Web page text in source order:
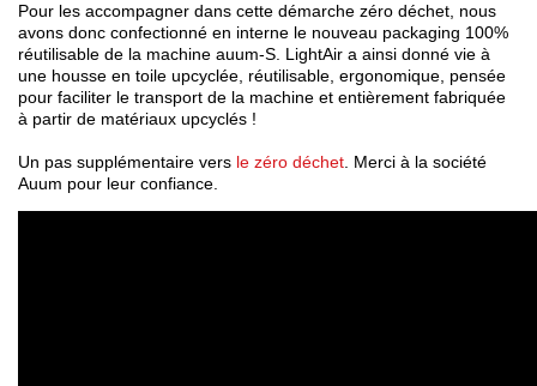
Pour les accompagner dans cette démarche zéro déchet, nous
avons donc confectionné en interne le nouveau packaging 100%
réutilisable de la machine auum-S. LightAir a ainsi donné vie à
une housse en toile upcyclée, réutilisable, ergonomique, pensée
pour faciliter le transport de la machine et entièrement fabriquée
à partir de matériaux upcyclés !
Un pas supplémentaire vers le zéro déchet. Merci à la société
Auum pour leur confiance.